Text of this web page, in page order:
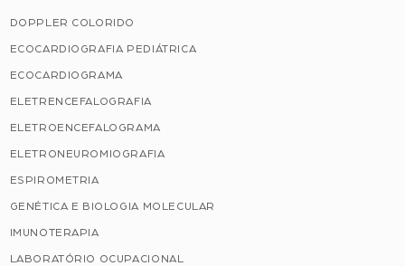
DOPPLER COLORIDO
ECOCARDIOGRAFIA PEDIÁTRICA
ECOCARDIOGRAMA
ELETRENCEFALOGRAFIA
ELETROENCEFALOGRAMA
ELETRONEUROMIOGRAFIA
ESPIROMETRIA
GENÉTICA E BIOLOGIA MOLECULAR
IMUNOTERAPIA
LABORATÓRIO OCUPACIONAL